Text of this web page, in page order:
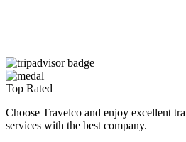
Top Rated
Choose Travelco and enjoy excellent
services with the best company.